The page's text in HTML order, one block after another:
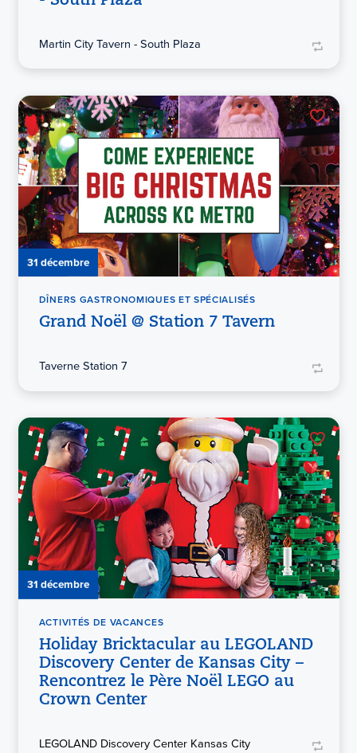
Martin City Tavern - South Plaza
31 décembre
DÎNERS GASTRONOMIQUES ET SPÉCIALISÉS
Grand Noël @ Station 7 Tavern
Taverne Station 7
31 décembre
ACTIVITÉS DE VACANCES
Holiday Bricktacular au LEGOLAND
Discovery Center de Kansas City –
Rencontrez le Père Noël LEGO au
Crown Center
LEGOLAND Discovery Center Kansas City